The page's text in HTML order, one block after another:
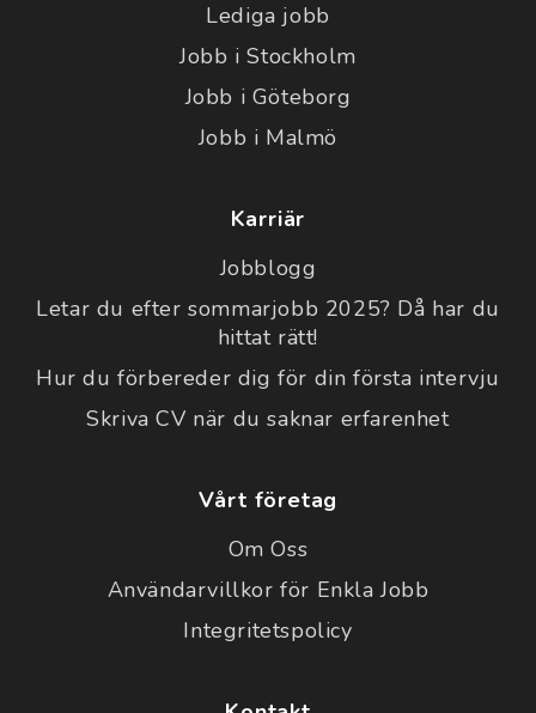
Lediga jobb
Jobb i Stockholm
Jobb i Göteborg
Jobb i Malmö
Karriär
Jobblogg
Letar du efter sommarjobb 2025? Då har du
hittat rätt!
Hur du förbereder dig för din första intervju
Skriva CV när du saknar erfarenhet
Vårt företag
Om Oss
Användarvillkor för Enkla Jobb
Integritetspolicy